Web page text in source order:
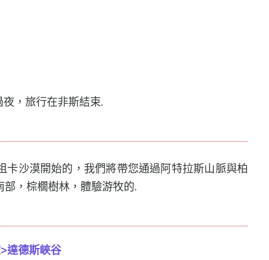
，旅行在非斯結束.
沙漠開始的，我們將帶您通過阿特拉斯山脈與柏
，棕櫚樹林，體驗游牧的.
達德斯峽谷